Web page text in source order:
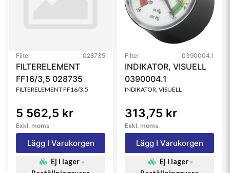
Filter 028735
FILTERELEMENT
FF16/3,5 028735
FILTERELEMENT FF16/3,5
5 562,5 kr
Exkl. moms
Lägg I Varukorgen
Ej i lager -
Filter 0390004.1
INDIKATOR, VISUELL
0390004.1
INDIKATOR, VISUELL
313,75 kr
Exkl. moms
Lägg I Varukorgen
Ej i lager -